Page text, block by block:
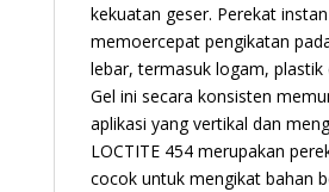
kekuatan geser. Perekat
memoercepat pengikatan
lebar, termasuk logam, plastik
Gel ini secara konsisten
aplikasi yang vertikal dan
LOCTITE 454 merupakan
cocok untuk mengikat bahan